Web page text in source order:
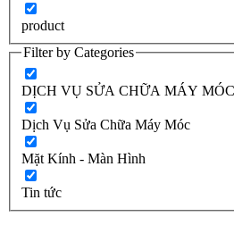
product
Filter by Categories
DỊCH VỤ SỬA CHỮA MÁY MÓC
Dịch Vụ Sửa Chữa Máy Móc
Mặt Kính - Màn Hình
Tin tức